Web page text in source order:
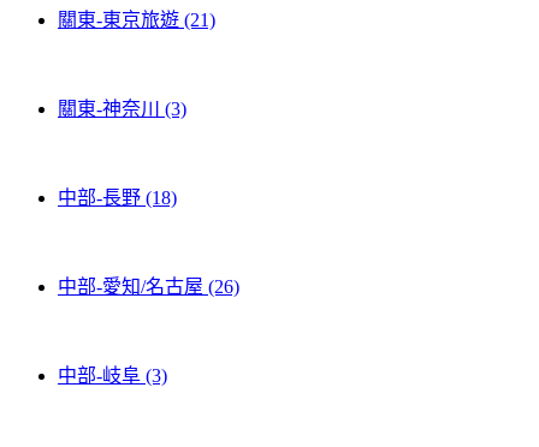
關東-東京旅遊 (21)
關東-神奈川 (3)
中部-長野 (18)
中部-愛知/名古屋 (26)
中部-岐阜 (3)